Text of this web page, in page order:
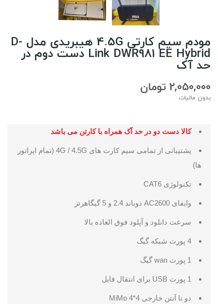
مودم سیم کارتی 4.5G هیبریدی مدل D-
Link DWR981 EE Hybrid دست دوم در
حد آک
2,050,000 تومان
بدون مالیات
کالا دست دو در حد آک همراه با کارتن می باشد
پشتیبانی از تمامی سیم کارت های 4G / 4.5G (تمام اپراتور
ها)
تکنولوژی CAT6
وایفای AC2600 دوباند 2.4 و 5 گیگاهرتز
سرعت دانلود و آپلود فوق العاده بالا
4 پورت شبکه گیگ
1 پورت wan گیگ
1 پورت USB برای انتقال فایل
دو تا آنتن خارجی MiMo 4*4